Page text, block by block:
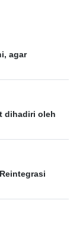
agar
dihadiri oleh